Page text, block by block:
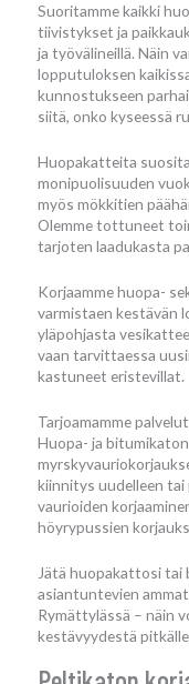
Suoritamme kaikki
tiivistykset ja
ja työvälineillä. Näin
lopputuloksen
kunnostukseen
siitä, onko kyseessä
Huopakatteita
monipuolisuuden
myös mökkitien
Olemme tottuneet
tarjoten laadukasta
Korjaamme huopa-
varmistaen kestävän
yläpohjasta
vaan tarvittaessa
kastuneet eristevillat.
Tarjoamamme
Huopa- ja
kiinnitys uudelleen
vaurioiden
höyrypussien
Jätä huopakattosi
asiantuntevien
Rymättylässä – näin
kestävyydestä